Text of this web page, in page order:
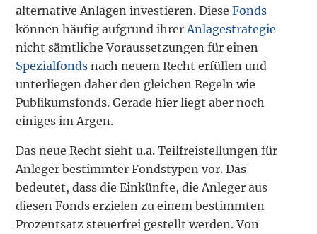
alternative Anlagen investieren. DieseFonds
können häufig aufgrund ihrer Anlagestrategie
nicht sämtliche Voraussetzungen für einen
Spezialfonds nach neuem Recht erfüllen und
unterliegen daher den gleichen Regeln wie
Publikumsfonds. Gerade hier liegt aber noch
einiges im Argen.
Das neue Recht sieht u.a. Teilfreistellungen für
Anleger bestimmter Fondstypen vor. Das
bedeutet, dass die Einkünfte, die Anleger aus
diesen Fonds erzielen zu einem bestimmten
Prozentsatz steuerfrei gestellt werden. Von